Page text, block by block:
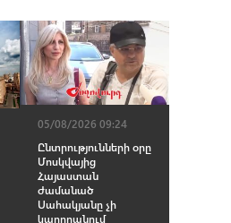
05/08/2026 09:24
Ընտրությունների օրը
Մոսկվայից
Հայաստան
ժամանած
Սահակյանը չի
կարողանում